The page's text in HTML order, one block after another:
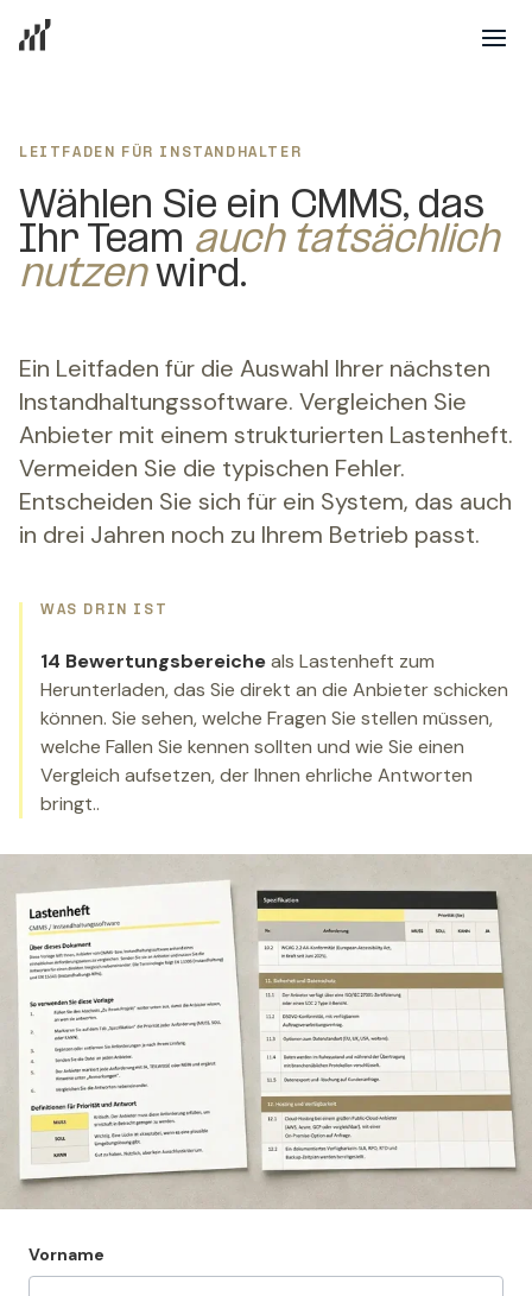
LEITFADEN FÜR INSTANDHALTER
Wählen Sie ein CMMS, das
Ihr Team auch tatsächlich
nutzenwird.
Ein Leitfaden für die Auswahl Ihrer nächsten
Instandhaltungssoftware. Vergleichen Sie
Anbieter mit einem strukturierten Lastenheft.
Vermeiden Sie die typischen Fehler.
Entscheiden Sie sich für ein System, das auch
in drei Jahren noch zu Ihrem Betrieb passt.
WAS DRIN IST
14 Bewertungsbereicheals Lastenheft zum
Herunterladen, das Sie direkt an die Anbieter schicken
können. Sie sehen, welche Fragen Sie stellen müssen,
welche Fallen Sie kennen sollten und wie Sie einen
Vergleich aufsetzen, der Ihnen ehrliche Antworten
bringt..
Vorname